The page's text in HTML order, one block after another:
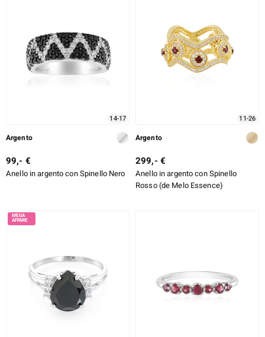
14-17
Argento
99,- €
Anello in argento con Spinello Nero
11-26
Argento
299,- €
Anello in argento con Spinello
Rosso (de Melo Essence)